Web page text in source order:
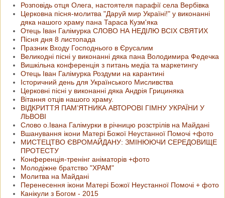
Розповідь отця Олега, настоятеля парафії села Вербівка
Церковна пісня-молитва "Даруй мир Україні!" у виконанні
дяка нашого храму пана Тараса Кузм'яка
Отець Іван Галімурка СЛОВО НА НЕДІЛЮ ВСІХ СВЯТИХ
Пісня дня 8 листопада
Празник Входу Господнього в Єрусалим
Великодні пісні у виконанні дяка пана Володимира Федечка
Вишкільна конференція з питань медіа та маркетингу
Отець Іван Галімурка Роздуми на карантині
Історичний день для Українського Мисливства
Церковні пісні у виконанні дяка Андрія Грициняка
Вітання отців нашого храму.
ВІДКРИТТЯ ПАМ’ЯТНИКА АВТОРОВІ ГІМНУ УКРАЇНИ У
ЛЬВОВІ
Слово о.Івана Галімурки в річницю розстрілів на Майдані
Вшанування ікони Матері Божої Неустанної Помочі +фото
МИСТЕЦТВО ЄВРОМАЙДАНУ: ЗМІНЮЮЧИ СЕРЕДОВИЩЕ
ПРОТЕСТУ
Конференція-тренінг аніматорів +фото
Молодіжне братство "ХРАМ"
Молитва на Майдані
Перенесення ікони Матері Божої Неустанної Помочі + фото
Канікули з Богом - 2015